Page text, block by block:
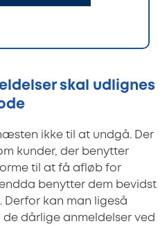
skal udlignes
ikke til at undgå. Der
kunder, der benytter
til at få afløb for
benytter dem bevidst
Derfor kan man ligeså
dårlige anmeldelser ved